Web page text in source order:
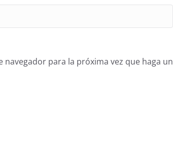
para la próxima vez que haga un